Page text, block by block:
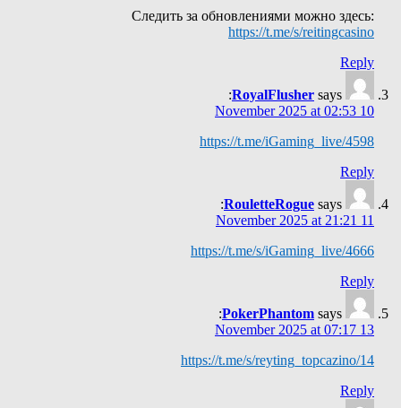
Следить за обновлениями можно здесь:
https://t.me/s/reitingcasino
Reply
RoyalFlusher says:
10 November 2025 at 02:53
https://t.me/iGaming_live/4598
Reply
RouletteRogue says:
11 November 2025 at 21:21
https://t.me/s/iGaming_live/4666
Reply
PokerPhantom says:
13 November 2025 at 07:17
https://t.me/s/reyting_topcazino/14
Reply